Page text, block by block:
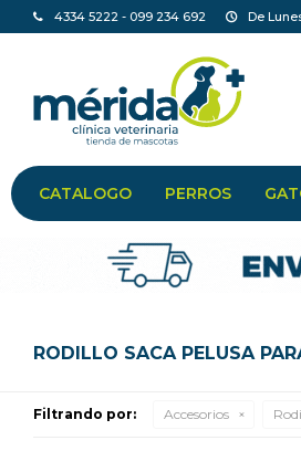
CATALOGO PERROS
4334 5222 - 099 234 692 De
RODILLO SACA PELUSA
Filtrando por: Accesorios